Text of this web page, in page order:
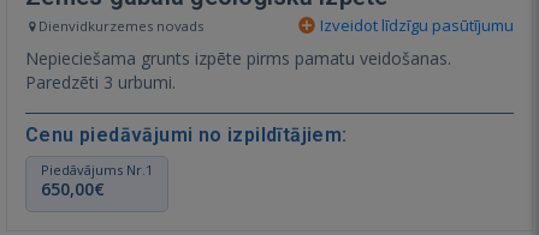
Dienvidkurzemes novads Izveidot līdzīgu pasūtījumu
Nepieciešama grunts izpēte pirms pamatu veidošanas.
Paredzēti 3 urbumi.
Cenu piedāvājumi no izpildītājiem:
Piedāvājums Nr.1
650,00€